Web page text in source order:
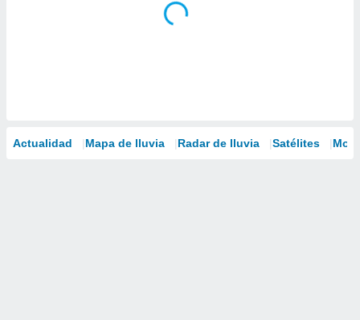
Actualidad Mapa de lluvia Radar de lluvia Satélites